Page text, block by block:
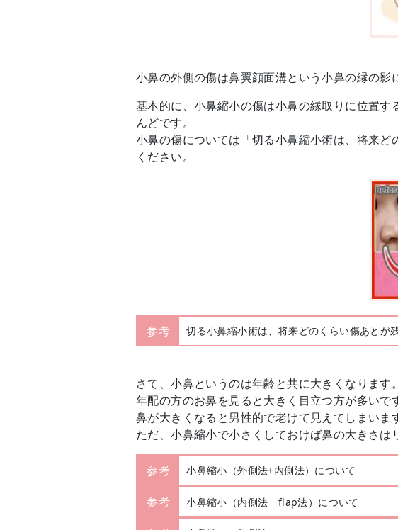
小鼻の外側の傷は鼻翼顔面溝という小鼻の縁の影
基本的に、小鼻縮小の傷は小鼻の縁取りに位置
んどです。
小鼻の傷については「切る小鼻縮小術は、将来
ください。
参考 切る小鼻縮小術は、将来どのくらい傷あとが
さて、小鼻というのは年齢と共に大きくなります。
年配の方のお鼻を見ると大きく目立つ方が多いで
鼻が大きくなると男性的で老けて見えてしまいま
ただ、小鼻縮小で小さくしておけば鼻の大きさは
参考 小鼻縮小（外側法+内側法）について
参考 小鼻縮小（内側法 flap法）について